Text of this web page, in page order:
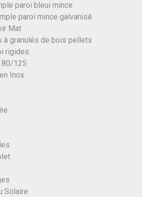
paroi bleui mince
paroi mince galvanisé
Mat
à granulés de bois pellets
rigides
80/125
Inox
Solaire